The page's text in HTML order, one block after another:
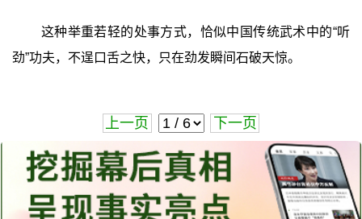
这种举重若轻的处事方式，恰似中国传统武术中的“听
劲”功夫，不逞口舌之快，只在劲发瞬间石破天惊。
上一页 下一页